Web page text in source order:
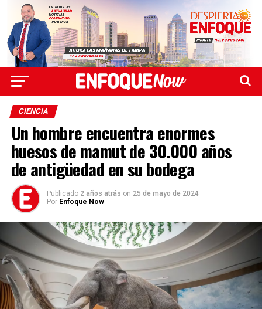
CIENCIA
Un hombre encuentra enormes
huesos de mamut de 30.000 años
de antigüedad en su bodega
Publicado 2 años atrás on 25 de mayo de 2024
Por Enfoque Now